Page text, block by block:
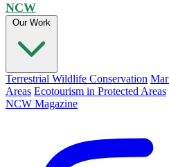
NCW
Our Work
Terrestrial Wildlife Conservation
Areas Ecotourism in Protected Areas
NCW Magazine